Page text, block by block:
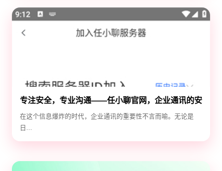
专注安全，专业沟通——任小聊官网，企业通讯的安
全守护神
在这个信息爆炸的时代，企业通讯的重要性不言而喻。无论是
日...